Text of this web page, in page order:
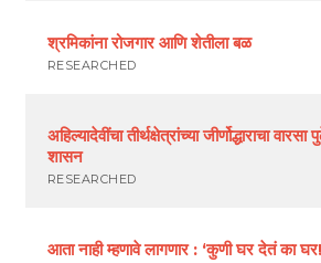
श्रमिकांना रोजगार आणि शेतीला बळ
RESEARCHED
अहिल्यादेवींचा तीर्थक्षेत्रांच्या जीर्णोद्धाराचा
शासन
RESEARCHED
आता नाही म्हणावे लागणार : ‘कुणी घर देतं का